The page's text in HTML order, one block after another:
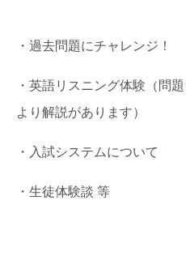
・過去問題にチャレンジ！
・英語リスニング体験（問
より解説があります）
・入試システムについて
・生徒体験談 等